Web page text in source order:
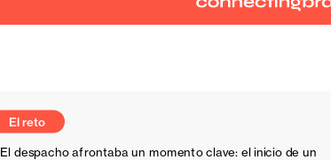
El despacho afrontaba un momento clave: el inicio de un